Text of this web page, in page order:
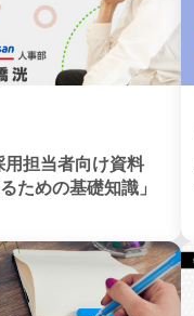
担当者向け資料
ための基礎知識」